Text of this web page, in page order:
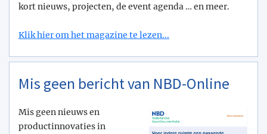
kort nieuws, projecten, de event agenda … en meer.
Klik hier om het magazine te lezen...
Mis geen bericht van NBD-Online
Mis geen nieuws en
productinnovaties in